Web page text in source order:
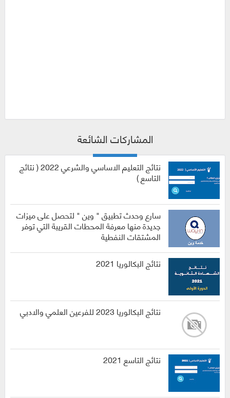
المشاركات الشائعة
نتائج التعليم الاساسي والشرعي 2022 ( نتائج
التاسع )
سارع وحدث تطبيق " وين " لتحصل على ميزات
جديدة منها معرفة المحطات القريبة التي توفر
المشتقات النفطية
نتائج البكالوريا 2021
نتائج البكالوريا 2023 للفرعين العلمي والادبي
نتائج التاسع 2021